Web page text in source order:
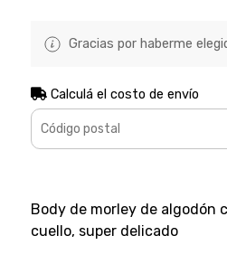
Gracias por haberme
Calculá el costo de envío
Body de morley de algodón
cuello, super delicado